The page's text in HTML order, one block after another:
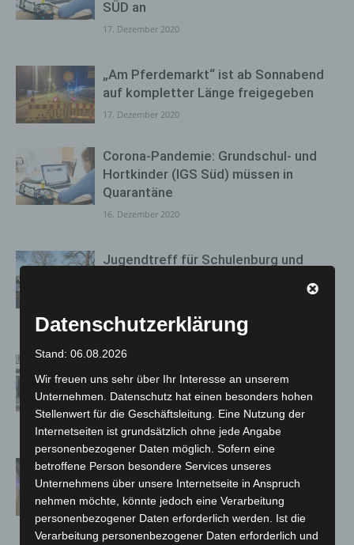
SÜD an
17. Dezember 2020
„Am Pferdemarkt“ ist ab Sonnabend
auf kompletter Länge freigegeben
17. Dezember 2020
Corona-Pandemie: Grundschul- und
Hortkinder (IGS Süd) müssen in
Quarantäne
16. Dezember 2020
Jugendtreff für Schulenburg und
16. Dezember 2020
beenden Präsenzunterricht für das
Jahr 2020
15. Dezember 2020
Schwerer LKW-Unfall auf der
Flughafenstraße ging für die Fahrer
dennoch glimpflich aus
15. Dezember 2020
Datenschutzerklärung
Stand: 06.08.2026
Wir freuen uns sehr über Ihr Interesse an unserem
Unternehmen. Datenschutz hat einen besonders hohen
Stellenwert für die Geschäftsleitung. Eine Nutzung der
Internetseiten ist grundsätzlich ohne jede Angabe
personenbezogener Daten möglich. Sofern eine
betroffene Person besondere Services unseres
Unternehmens über unsere Internetseite in Anspruch
nehmen möchte, könnte jedoch eine Verarbeitung
personenbezogener Daten erforderlich werden. Ist die
Verarbeitung personenbezogener Daten erforderlich und